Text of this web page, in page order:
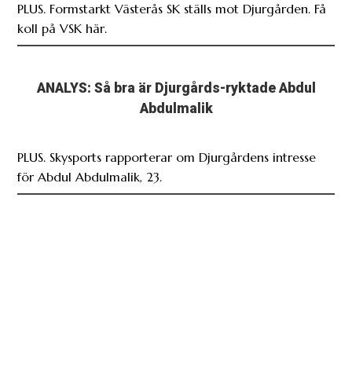
PLUS. Formstarkt Västerås SK ställs mot Djurgården. Få
koll på VSK här.
ANALYS: Så bra är Djurgårds-ryktade Abdul
Abdulmalik
PLUS. Skysports rapporterar om Djurgårdens intresse
för Abdul Abdulmalik, 23.